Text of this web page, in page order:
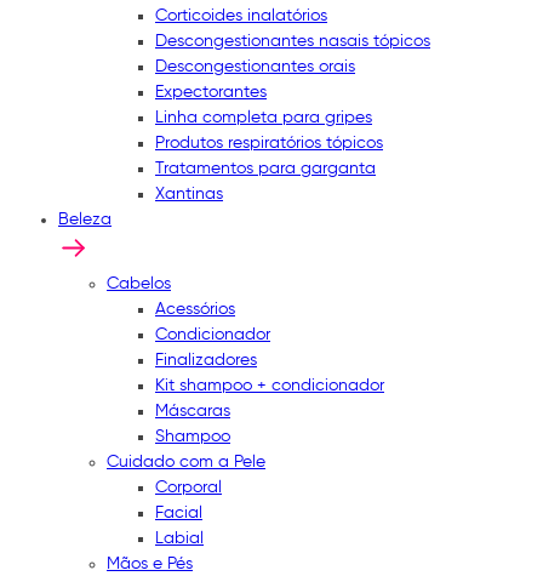
Corticoides inalatórios
Descongestionantes nasais tópicos
Descongestionantes orais
Expectorantes
Linha completa para gripes
Produtos respiratórios tópicos
Tratamentos para garganta
Xantinas
Beleza
Cabelos
Acessórios
Condicionador
Finalizadores
Kit shampoo + condicionador
Máscaras
Shampoo
Cuidado com a Pele
Corporal
Facial
Labial
Mãos e Pés